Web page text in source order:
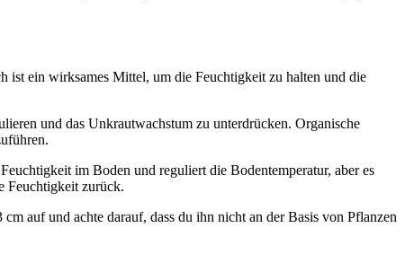
ist ein wirksames Mittel, um die Feuchtigkeit zu halten und die
und das Unkrautwachstum zu unterdrücken. Organische
im Boden und reguliert die Bodentemperatur, aber es
Feuchtigkeit zurück.
auf und achte darauf, dass du ihn nicht an der Basis von Pflanzen